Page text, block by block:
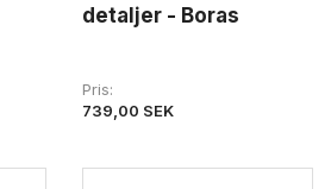
detaljer - Boras
Pris
739,00 SEK